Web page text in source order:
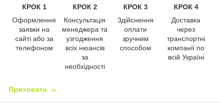
КРОК 1
Оформлення
заявки на
сайті або за
телефоном
КРОК 2
Консультація
менеджера та
узгодження
всіх нюансів
за
необхідності
КРОК 3
Здійснення
оплати
зручним
способом
КРОК 4
Доставка
через
транспортні
компанії по
всій Україні
Приховати